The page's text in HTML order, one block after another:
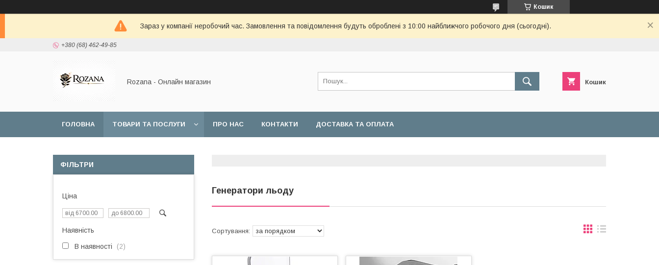
Кошик
Зараз у компанії неробочий час. Замовлення та повідомлення будуть оброблені з 10:00 найближчого робочого дня (сьогодні).
+380 (68) 462-49-85
Rozana - Онлайн магазин Кошик
ГОЛОВНА ТОВАРИ ТА ПОСЛУГИ ПРО НАС КОНТАКТИ ДОСТАВКА ТА ОПЛАТА
Генератори льоду
ФІЛЬТРИ
Ціна
Наявність
В наявності 2